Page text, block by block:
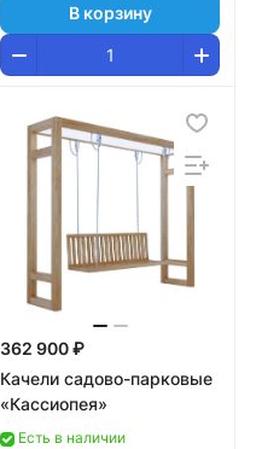
В корзину
362 900 ₽
Качели садово-парковые
«Кассиопея»
Есть в наличии